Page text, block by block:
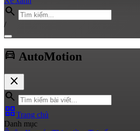
search
/
directions_car AutoMotion
close
search
grid_viewTrang chủ
Danh mục